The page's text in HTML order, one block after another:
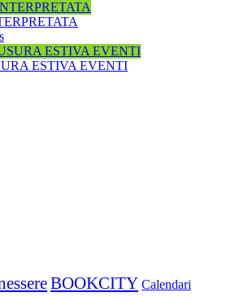
ESTIVA EVENTI
BOOKCITY Calendari